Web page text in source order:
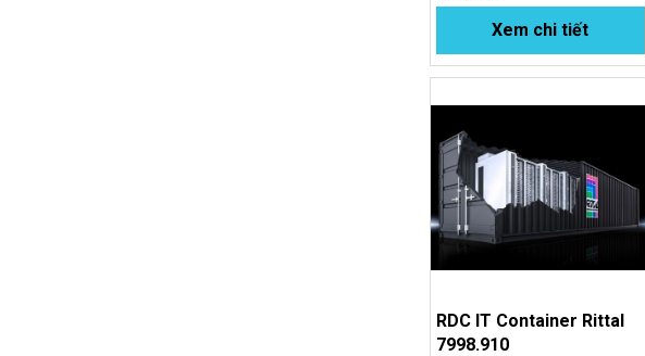
Xem chi tiết
RDC IT Container Rittal
7998.910